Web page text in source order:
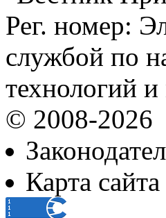
Рег. номер:
службой по
технологий
© 2008-2026
Карта сайта